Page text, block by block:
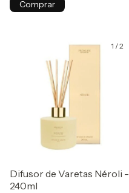
Comprar
1 /2
Difusor de Varetas Néroli -
240ml